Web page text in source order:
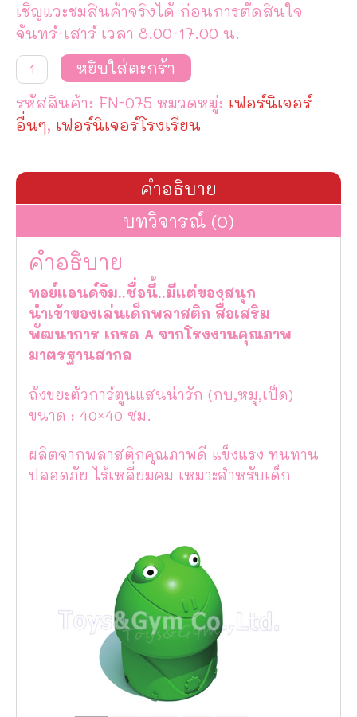
เชิญแวะชมสินค้าจริงได้ ก่อนการตัดสินใจ
จันทร์-เสาร์ เวลา 8.00-17.00 น.
จำนวน
ถัง
ขยะ
ตัว
การ์ตูน
แสน
รัก
(กบ,หมู,เป็ด)
หยิบใส่ตะกร้า
รหัสสินค้า: FN-075 หมวดหมู่: เฟอร์นิเจอร์
อื่นๆ, เฟอร์นิเจอร์โรงเรียน
คำอธิบาย
บทวิจารณ์ (0)
คำอธิบาย
ทอย์แอนด์จิม..ชื่อนี้..มีแต่ของสนุก
นำเข้าของเล่นเด็กพลาสติก สื่อเสริม
พัฒนาการ เกรด A จากโรงงานคุณภาพ
มาตรฐานสากล
ถังขยะตัวการ์ตูนแสนน่ารัก (กบ,หมู,เป็ด)
ขนาด : 40×40 ซม.
ผลิตจากพลาสติกคุณภาพดี แข็งแรง ทนทาน
ปลอดภัย ไร้เหลี่ยมคม เหมาะสำหรับเด็ก